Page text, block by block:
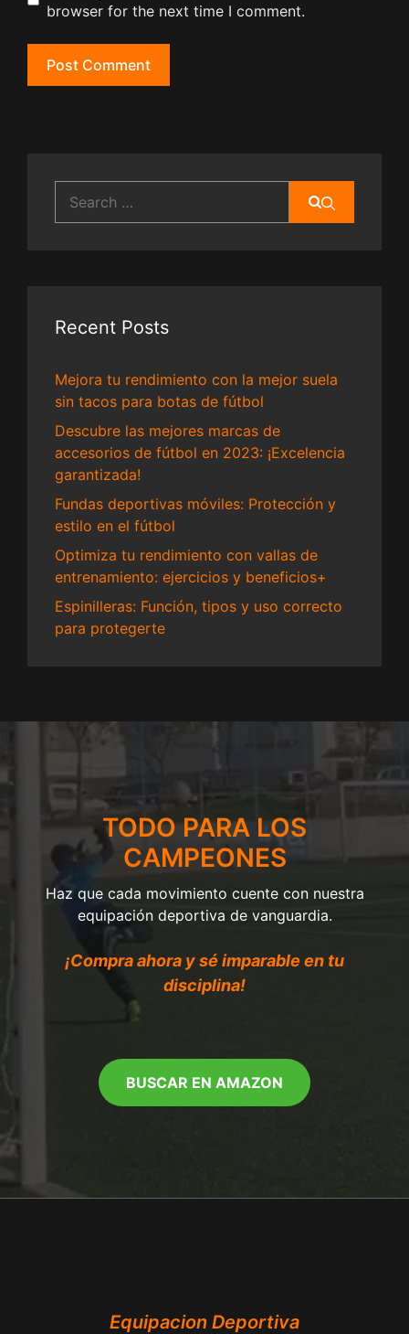
browser for the next time I comment.
for:
Recent Posts
Mejora tu rendimiento con la mejor suela
sin tacos para botas de fútbol
Descubre las mejores marcas de
accesorios de fútbol en 2023: ¡Excelencia
garantizada!
Fundas deportivas móviles: Protección y
estilo en el fútbol
Optimiza tu rendimiento con vallas de
entrenamiento: ejercicios y beneficios+
Espinilleras: Función, tipos y uso correcto
para protegerte
TODO PARA LOS
CAMPEONES
Haz que cada movimiento cuente con nuestra
equipación deportiva de vanguardia.
¡Compra ahora y sé imparable en tu
disciplina!
BUSCAR EN AMAZON
Equipacion Deportiva